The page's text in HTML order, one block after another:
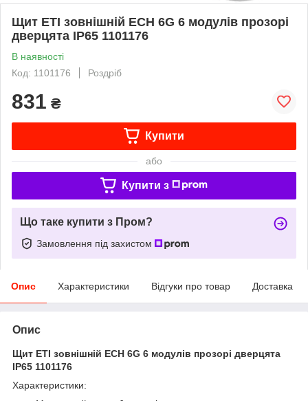
Щит ETI зовнішній ECH 6G 6 модулів прозорі
дверцята IP65 1101176
В наявності
Код: 1101176
Роздріб
831 ₴
Купити
або
Купити з
Що таке купити з Пром?
Замовлення під захистом
Опис Характеристики Відгуки про товар Доставка
Опис
Щит ETI зовнішній ECH 6G 6 модулів прозорі дверцята
IP65 1101176
Характеристики: